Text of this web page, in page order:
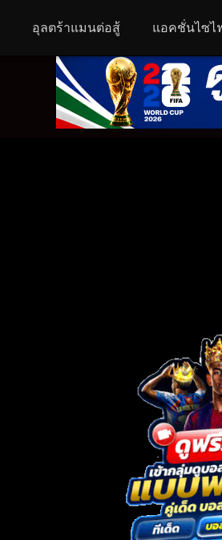
อุลตร้าแมนต่อสู้ แอคชั่นไซไ